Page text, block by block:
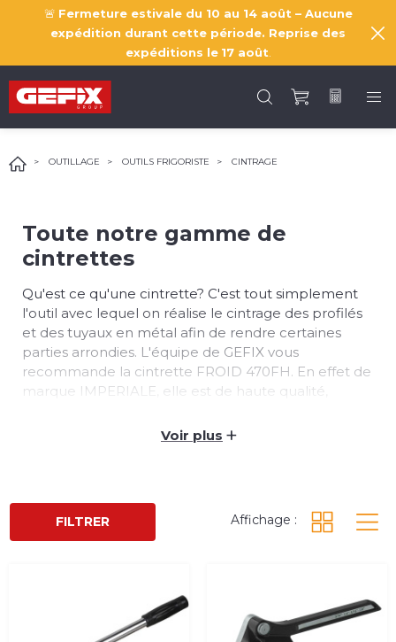
🚨 Fermeture estivale du 10 au 14 août – Aucune
expédition durant cette période. Reprise des
expéditions le 17 août
OUTILLAGE OUTILS FRIGORISTE CINTRAGE
Toute notre gamme de
cintrettes
Qu'est ce qu'une cintrette? C'est tout simplement
l'outil avec lequel on réalise le cintrage des profilés
et des tuyaux en métal afin de rendre certaines
parties arrondies. L'équipe de GEFIX vous
recommande la cintrette FROID 470FH. En effet de
marque IMPERIALE, elle est de haute qualité,
poignées ergonomiques. Elle propose 4 diamètres
Voir plus +
FILTRER Affichage :